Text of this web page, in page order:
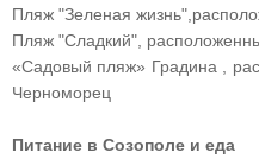
Пляж "Зеленая
Пляж "Сладкий",
«Садовый пляж» Градина ,
Черноморец
Питание в Созополе и еда